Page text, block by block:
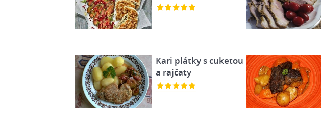
Kari plátky s cuketou
a rajčaty